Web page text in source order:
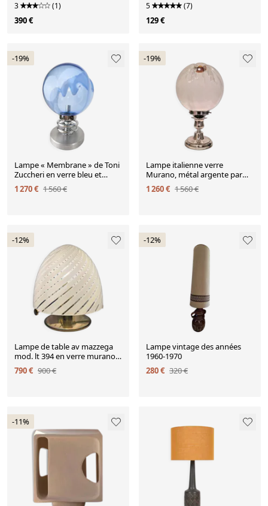
3 (1)
390 €
Japanschirm
5 (7)
129 €
-19%
Lampe « Membrane » de Toni
Zuccheri en verre bleu et
chrome de Murano année
1 270 € 1 560 €
-19%
Lampe italienne verre
Murano, métal argente par
Toni Zuccheri pour Mazzega
1 260 € 1 560 €
-12%
Lampe de table av mazzega
mod. lt 394 en verre murano
swirl 1970
790 € 900 €
-12%
Lampe vintage des années
1960-1970
280 € 320 €
-11%